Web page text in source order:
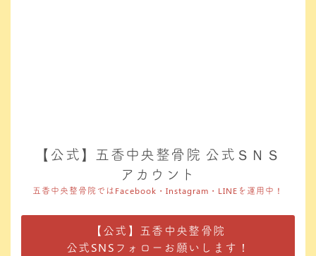
【公式】五香中央整骨院 公式ＳＮＳ
アカウント
五香中央整骨院ではFacebook・Instagram・LINEを運用中！
【公式】五香中央整骨院
公式SNSフォローお願いします！